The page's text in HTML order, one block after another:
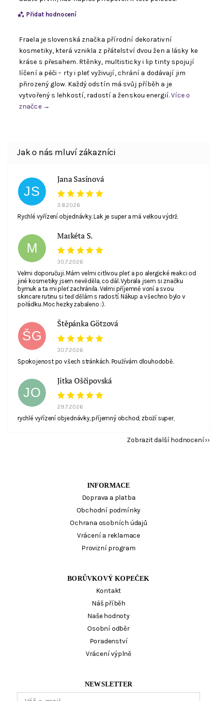
Přidat hodnocení
mail není viditelný pro ostatní nakupující.
Fraela je slovenská značka přírodní dekorativní
kosmetiky, která vznikla z přátelství dvou žen a lásky ke
kráse s přesahem. Rtěnky, multisticky i lip tinty spojují
líčení a péči – rty i pleť vyživují, chrání a dodávají jim
přirozený glow. Každý odstín má svůj příběh a je
vytvořený s lehkostí, radostí a ženskou energií.Více o
značce →
JS
Jana Sasínová
3.8.2026
Rychlé vyřízení objednávky. Lak je super a má velkou výdrž.
M
Markéta S.
30.7.2026
Velmi doporučuji. Mám velmi citlivou pleť a po alergické reakci od
jiné kosmetiky jsem nevěděla, co dál. Vybrala jsem si značku
bymuk a ta mi pleť zachránila. Velmi příjemně voní a svou
skincare rutinu si teď dělám s radostí. Nákup a všechno bylo v
pořádku. Moc hezky zabaleno :).
ŠG
Štěpánka Götzová
30.7.2026
Spokojenost po všech stránkách. Používám dlouhodobě.
JO
Jitka Oščipovská
29.7.2026
rychlé vyřízení objednávky, příjemný obchod, zboží super,
Zobrazit další hodnocení
INFORMACE
Doprava a platba
Obchodní podmínky
Ochrana osobních údajů
Vrácení a reklamace
Provizní program
BORŮVKOVÝ KOPEČEK
Kontakt
Náš příběh
Naše hodnoty
Osobní odběr
Poradenství
Vrácení výplně
NEWSLETTER